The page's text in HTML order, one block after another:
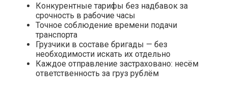
Конкурентные тарифы без надбавок за
срочность в рабочие часы
Точное соблюдение времени подачи
транспорта
Грузчики в составе бригады — без
необходимости искать их отдельно
Каждое отправление застраховано: несём
ответственность за груз рублём